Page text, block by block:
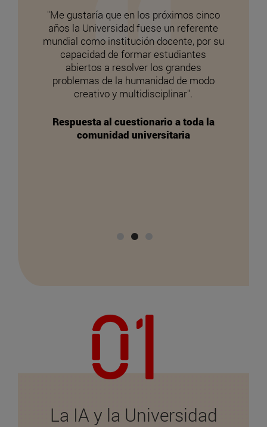
"Me gustaría que en los próximos cinco
años la Universidad fuese un referente
mundial como institución docente, por su
capacidad de formar estudiantes
abiertos a resolver los grandes
problemas de la humanidad de modo
creativo y multidisciplinar".
Respuesta al cuestionario a toda la
comunidad universitaria
La IA y la Universidad